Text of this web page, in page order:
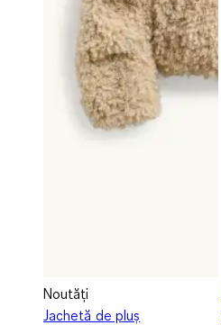
Noutăți
Jachetă de pluș